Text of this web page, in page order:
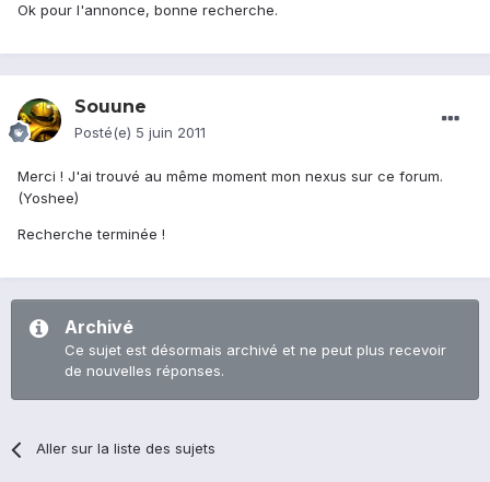
Ok pour l'annonce, bonne recherche.
Souune
Posté(e) 5 juin 2011
Merci ! J'ai trouvé au même moment mon nexus sur ce forum.
(Yoshee)
Recherche terminée !
Archivé
Ce sujet est désormais archivé et ne peut plus recevoir
de nouvelles réponses.
Aller sur la liste des sujets